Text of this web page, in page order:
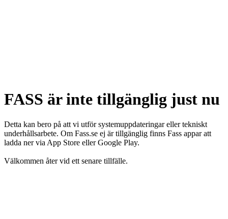
FASS är inte tillgänglig just nu
Detta kan bero på att vi utför systemuppdateringar eller tekniskt
underhållsarbete. Om Fass.se ej är tillgänglig finns Fass appar att
ladda ner via App Store eller Google Play.
Välkommen åter vid ett senare tillfälle.